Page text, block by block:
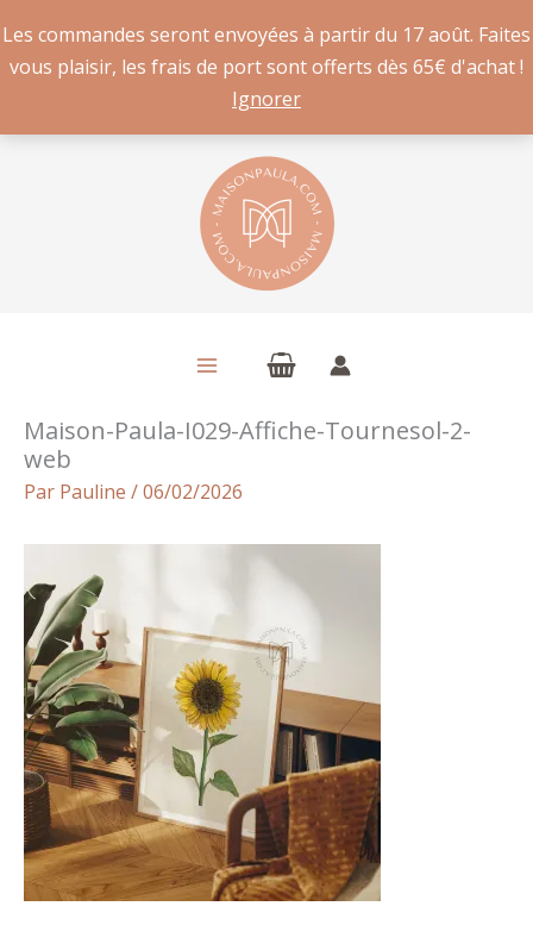
Les commandes seront envoyées à partir du 17 août. Faites
vous plaisir, les frais de port sont offerts dès 65€ d'achat !
Ignorer
Maison-Paula-I029-Affiche-Tournesol-2-
web
Par Pauline /06/02/2026